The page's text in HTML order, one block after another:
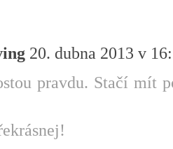
20. dubna 2013 v
pravdu. Stačí mít